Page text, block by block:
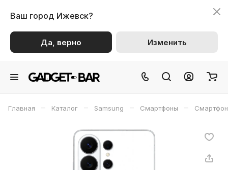
Ваш город Ижевск?
Да, верно Изменить
Главная – Каталог – Samsung – Смартфоны –